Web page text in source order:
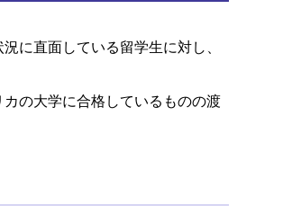
に直面している留学生に対し、
の大学に合格しているものの渡